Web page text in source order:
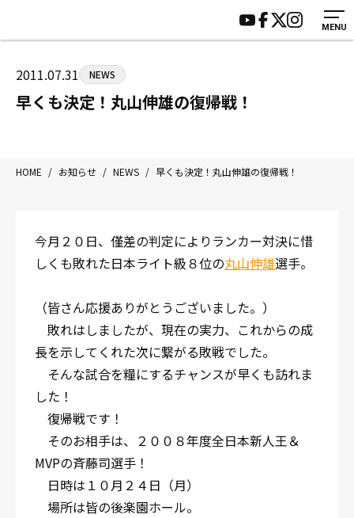
MENU
八王子中屋ボクシングジム
〒192-0072 東京都八王子市南町3-8 第2原嶋ビル1F
営業時間：月〜土 14:00〜22:00 / 日・祝 14:00〜19:00
HOME
ジムについて
トレーニング
入会案内
施設紹介
会員様の声
サポーター募集
2011.07.31 NEWS
早くも決定！丸山伸雄の復帰戦！
HOME / お知らせ / NEWS / 早くも決定！丸山伸雄の復帰戦！
今月２０日、僅差の判定によりランカー対決に惜
しくも敗れた日本ライト級８位の丸山伸雄選手。
（皆さん応援ありがとうございました。）
敗れはしましたが、現在の実力、これからの成
長を示してくれた次に繋がる敗戦でした。
そんな試合を糧にするチャンスが早くも訪れま
した！
復帰戦です！
そのお相手は、２００８年度全日本新人王＆
MVPの斉藤司選手！
日時は１０月２４日（月）
場所は皆の後楽園ホール。